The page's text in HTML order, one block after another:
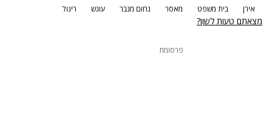
אירן בית משפט מאסר נחום מנבר עונש ריגול
מצאתם טעות לשון?
פרסומת